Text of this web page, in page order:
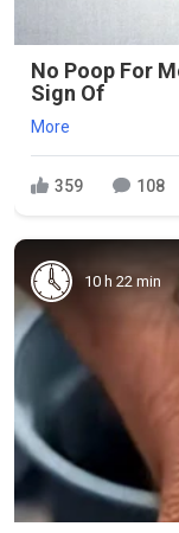
No Poop For
Sign Of
More
359 108
10 h 22 min